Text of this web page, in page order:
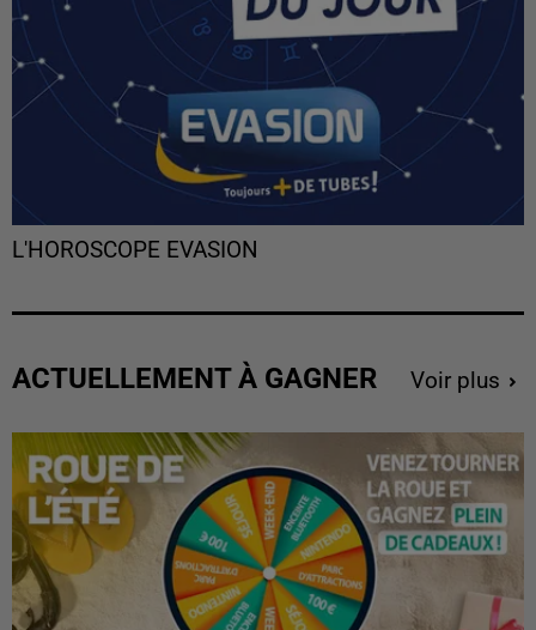
L'HOROSCOPE EVASION
ACTUELLEMENT À GAGNER Voir plus